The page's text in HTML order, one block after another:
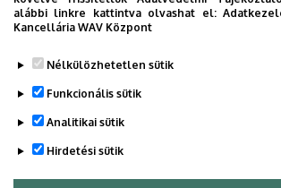
alábbi linkre kattintva olvashat el:
Kancellária WAV Központ
Nélkülözhetetlen sütik
Funkcionális sütik
Analitikai sütik
Hirdetési sütik
Legutóbb frissítve: 2024. 08. 06. 15:07